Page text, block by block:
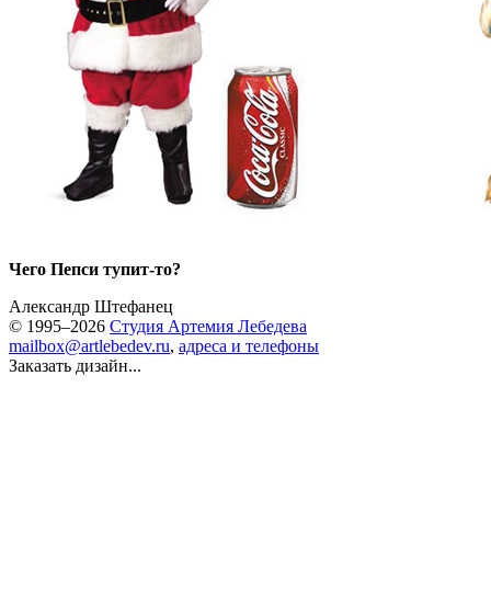
Чего Пепси тупит-то?
Александр Штефанец
© 1995–2026 Студия Артемия Лебедева
mailbox@artlebedev.ru, адреса и телефоны
Заказать дизайн...